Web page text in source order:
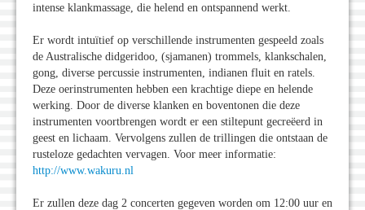
intense klankmassage, die helend en ontspannend werkt.
Er wordt intuïtief op verschillende instrumenten gespeeld zoals
de Australische didgeridoo, (sjamanen) trommels, klankschalen,
gong, diverse percussie instrumenten, indianen fluit en ratels.
Deze oerinstrumenten hebben een krachtige diepe en helende
werking. Door de diverse klanken en boventonen die deze
instrumenten voortbrengen wordt er een stiltepunt gecreëerd in
geest en lichaam. Vervolgens zullen de trillingen die ontstaan de
rusteloze gedachten vervagen. Voor meer informatie:
http://www.wakuru.nl
Er zullen deze dag 2 concerten gegeven worden om 12:00 uur en